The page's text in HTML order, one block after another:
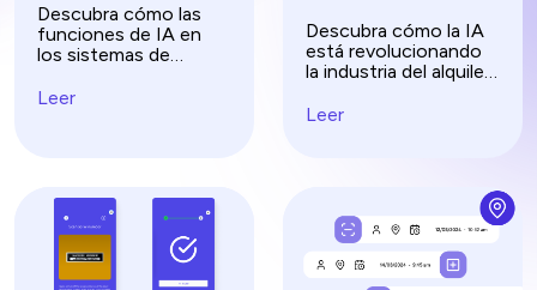
Descubra cómo las
funciones de IA en
los sistemas de
documentos pueden
seguridad con
soluciones de IA de
vanguardia.
Leer
Descubra cómo la IA
está revolucionando
la industria del alquiler
mantenimiento
Leer